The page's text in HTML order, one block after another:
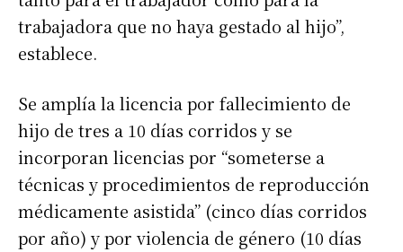
trabajadora que no haya gestado al hijo”,
establece.
Se amplía la licencia por fallecimiento de
hijo de tres a 10 días corridos y se
incorporan licencias por “someterse a
técnicas y procedimientos de reproducción
médicamente asistida” (cinco días corridos
por año) y por violencia de género (10 días